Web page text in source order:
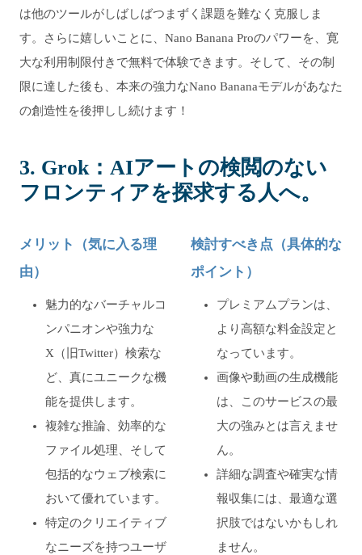
は他のツールがしばしばつまずく課題を難なく克服しま
す。さらに嬉しいことに、Nano Banana Proのパワーを、寛
大な利用制限付きで無料で体験できます。そして、その制
限に達した後も、本来の強力なNano Bananaモデルがあなた
の創造性を後押しし続けます！
3. Grok：AIアートの検閲のない
フロンティアを探求する人へ。
メリット（気に入る理
由）
魅力的なバーチャルコ
ンパニオンや強力な
X（旧Twitter）検索な
ど、真にユニークな機
能を提供します。
複雑な推論、効率的な
ファイル処理、そして
包括的なウェブ検索に
おいて優れています。
特定のクリエイティブ
なニーズを持つユーザ
検討すべき点（具体的な
ポイント）
プレミアムプランは、
より高額な料金設定と
なっています。
画像や動画の生成機能
は、このサービスの最
大の強みとは言えませ
ん。
詳細な調査や確実な情
報収集には、最適な選
択肢ではないかもしれ
ません。